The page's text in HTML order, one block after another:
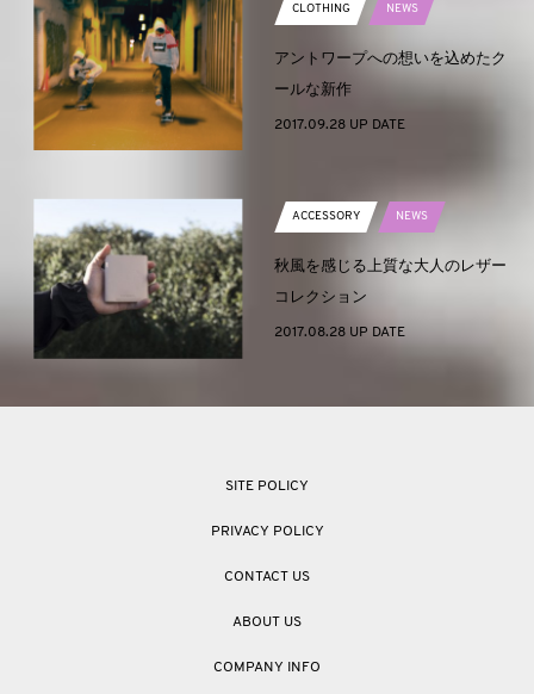
CLOTHING NEWS
アントワープへの想いを込めたク
ールな新作
2017.09.28 UP DATE
ACCESSORY NEWS
秋風を感じる上質な大人のレザー
コレクション
2017.08.28 UP DATE
SITE POLICY
PRIVACY POLICY
CONTACT US
ABOUT US
COMPANY INFO